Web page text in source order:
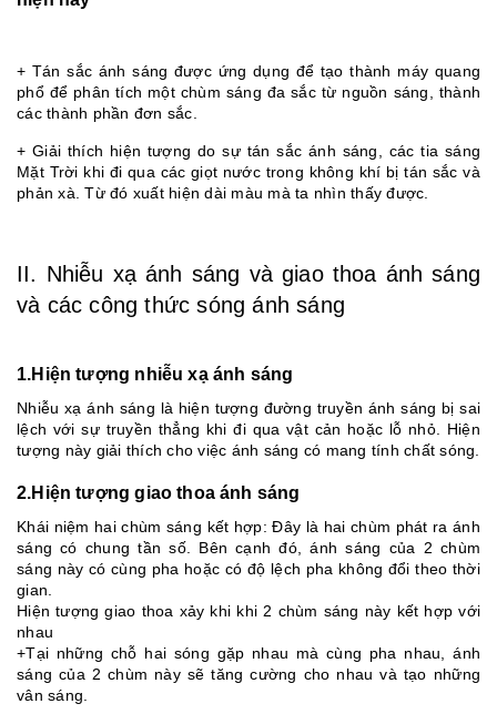
+ Tán sắc ánh sáng được ứng dụng để tạo thành máy quang
phổ để phân tích một chùm sáng đa sắc từ nguồn sáng, thành
các thành phần đơn sắc.
+ Giải thích hiện tượng do sự tán sắc ánh sáng, các tia sáng
Mặt Trời khi đi qua các giọt nước trong không khí bị tán sắc và
phản xà. Từ đó xuất hiện dài màu mà ta nhìn thấy được.
II. Nhiễu xạ ánh sáng và giao thoa ánh sáng
và các công thức sóng ánh sáng
1.Hiện tượng nhiễu xạ ánh sáng
Nhiễu xạ ánh sáng là hiện tượng đường truyền ánh sáng bị sai
lệch với sự truyền thẳng khi đi qua vật cản hoặc lỗ nhỏ. Hiện
tượng này giải thích cho việc ánh sáng có mang tính chất sóng.
2.Hiện tượng giao thoa ánh sáng
Khái niệm hai chùm sáng kết hợp: Đây là hai chùm phát ra ánh
sáng có chung tần số. Bên cạnh đó, ánh sáng của 2 chùm
sáng này có cùng pha hoặc có độ lệch pha không đổi theo thời
gian.
Hiện tượng giao thoa xảy khi khi 2 chùm sáng này kết hợp với
nhau
+Tại những chỗ hai sóng gặp nhau mà cùng pha nhau, ánh
sáng của 2 chùm này sẽ tăng cường cho nhau và tạo những
vân sáng.